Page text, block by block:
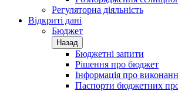
Регуляторна діяльність
Відкриті дані
Бюджет
Назад
Бюджетні запити
Рішення про бюджет
Інформація про
Паспорти бюджетних